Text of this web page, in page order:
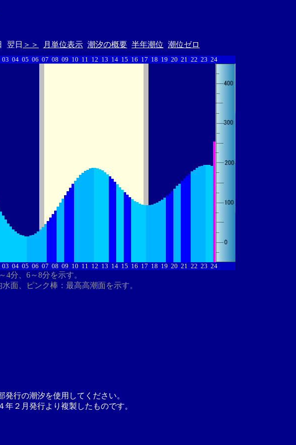
翌日 ＞＞ 月単位表示 潮汐の概要 半年潮位 潮位ゼロ
03 04 05 06 07 08 09 10 11 12 13 14 15 16 17 18 19 20 21 22 23 24
03 04 05 06 07 08 09 10 11 12 13 14 15 16 17 18 19 20 21 22 23 24
4分、6～8分を示す。
面、ピンク棒：最高高潮面を示す。
行の潮汐を使用してください。
２月発行より複製したものです。